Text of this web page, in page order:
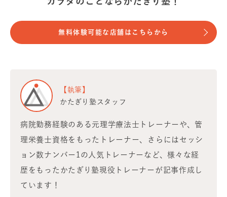
無料体験可能な店舗はこちらから
【執筆】
かたぎり塾スタッフ
病院勤務経験のある元理学療法士トレーナーや、管
理栄養士資格をもったトレーナー、さらにはセッシ
ョン数ナンバー1の人気トレーナーなど、様々な経
歴をもったかたぎり塾現役トレーナーが記事作成し
ています！